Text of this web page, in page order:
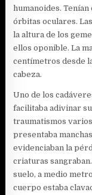
humanoides.
órbitas oculares.
la altura de los
ellos oponible. La
centímetros desde
cabeza.
Uno de los
facilitaba adivinar
traumatismos
presentaba
evidenciaban la
criaturas
suelo, a medio
cuerpo estaba